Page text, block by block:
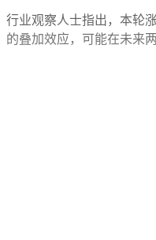
行业观察人士指出，本轮
的叠加效应，可能在未来